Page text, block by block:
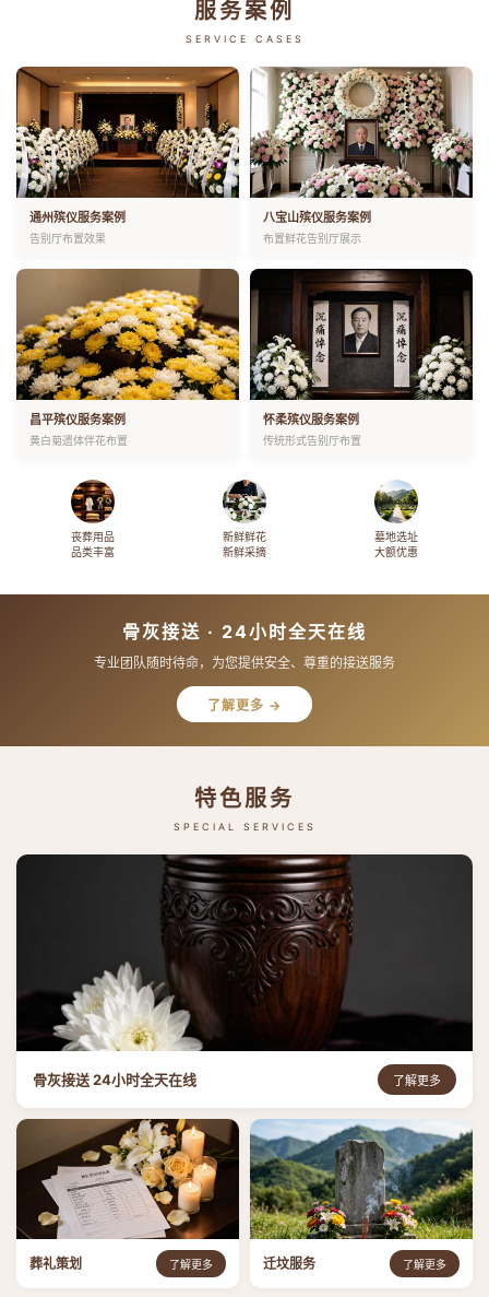
服务案例
SERVICE CASES
通州殡仪服务案例
告别厅布置效果
八宝山殡仪服务案例
布置鲜花告别厅展示
昌平殡仪服务案例
黄白菊遗体伴花布置
怀柔殡仪服务案例
传统形式告别厅布置
丧葬用品
品类丰富
新鲜鲜花
新鲜采摘
墓地选址
大额优惠
骨灰接送 · 24小时全天在线
专业团队随时待命，为您提供安全、尊重的接送服务
了解更多 →
特色服务
SPECIAL SERVICES
骨灰接送 24小时全天在线 了解更多
葬礼策划 了解更多 迁坟服务 了解更多